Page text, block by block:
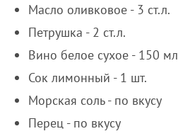
Масло оливковое - 3 ст.л.
Петрушка - 2 ст.л.
Вино белое сухое - 150 мл
Сок лимонный - 1 шт.
Морская соль - по вкусу
Перец - по вкусу